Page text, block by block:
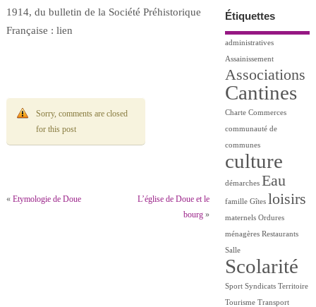
1914, du bulletin de la Société Préhistorique
Française : lien
Sorry, comments are closed
for this post
« Etymologie de Doue
L’église de Doue et le
bourg»
Étiquettes
administratives
Assainissement
Associations
Cantines
Charte Commerces
communauté de
communes
culture
démarches Eau
famille Gîtes loisirs
maternels Ordures
ménagères Restaurants
Salle
Scolarité
Sport Syndicats Territoire
Tourisme Transport